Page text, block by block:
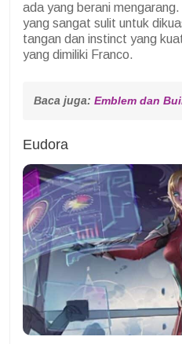
ada yang berani
yang sangat sulit untuk
tangan dan instinct yang
yang dimiliki Franco.
Baca juga: Emblem dan
Eudora